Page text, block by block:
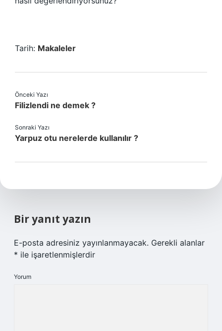
Tarih: Makaleler
Önceki Yazı
Filizlendi ne demek ?
Sonraki Yazı
Yarpuz otu nerelerde kullanılır ?
Bir yanıt yazın
E-posta adresiniz yayınlanmayacak. Gerekli alanlar
* ile işaretlenmişlerdir
Yorum